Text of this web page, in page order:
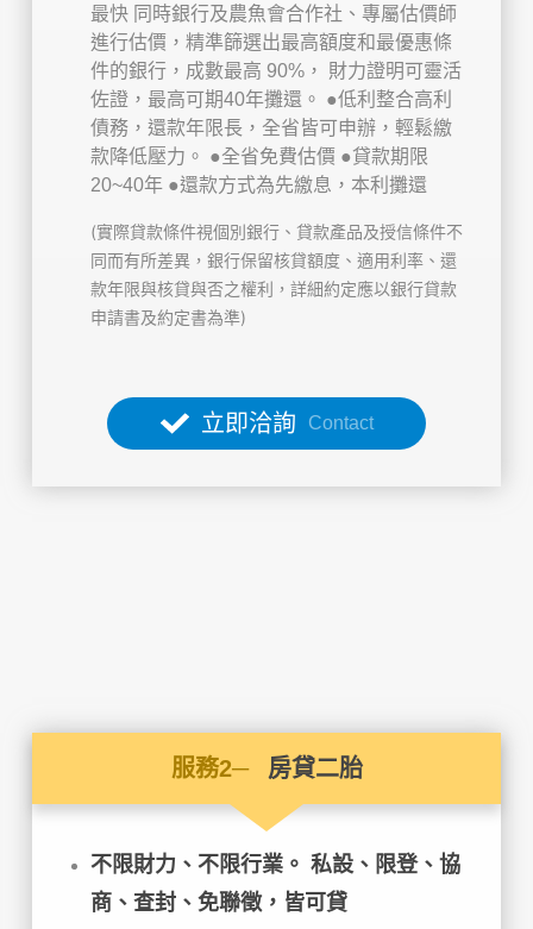
最快同時銀行及農魚會合作社、專屬估價師
進行估價，精準篩選出最高額度和最優惠條
件的銀行，成數最高 90%，
財力證明可靈活
佐證，最高可期40年攤還。 ●低利整合高利
債務，還款年限長，全省皆可申辦，輕鬆繳
款降低壓力。 ●全省免費估價 ●貸款期限
20~40年●還款方式為先繳息，本利攤還
(實際貸款條件視個別銀行、貸款產品及授信條件不
同而有所差異，銀行保留核貸額度、適用利率、還
款年限與核貸與否之權利，詳細約定應以銀行貸款
申請書及約定書為準)
立即洽詢 Contact
服務2─ 房貸二胎
不限財力、不限行業。 私設、限登、協
商、查封、免聯徵，皆可貸